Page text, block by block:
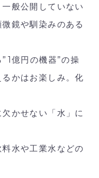
般公開していない
鏡や馴染みのある
億円の機器”の操
かはお楽しみ。化
かせない「水」に
水や工業水などの